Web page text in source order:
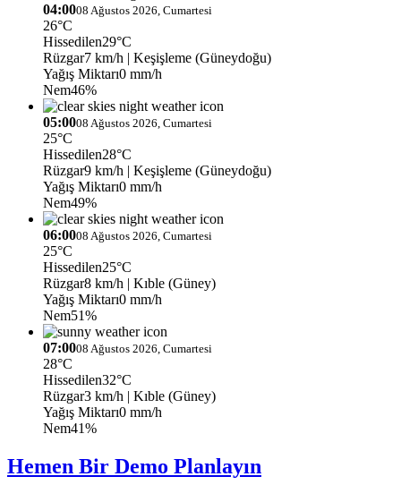
04:0008 Ağustos 2026, Cumartesi
26°C
Hissedilen29°C
Rüzgar7 km/h | Keşişleme (Güneydoğu)
Yağış Miktarı0 mm/h
Nem46%
05:0008 Ağustos 2026, Cumartesi
25°C
Hissedilen28°C
Rüzgar9 km/h | Keşişleme (Güneydoğu)
Yağış Miktarı0 mm/h
Nem49%
06:0008 Ağustos 2026, Cumartesi
25°C
Hissedilen25°C
Rüzgar8 km/h | Kıble (Güney)
Yağış Miktarı0 mm/h
Nem51%
07:0008 Ağustos 2026, Cumartesi
28°C
Hissedilen32°C
Rüzgar3 km/h | Kıble (Güney)
Yağış Miktarı0 mm/h
Nem41%
Hemen Bir Demo Planlayın